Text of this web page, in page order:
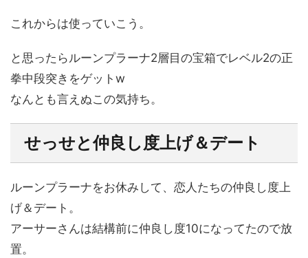
これからは使っていこう。
と思ったらルーンプラーナ2層目の宝箱でレベル2の正
拳中段突きをゲットw
なんとも言えぬこの気持ち。
せっせと仲良し度上げ＆デート
ルーンプラーナをお休みして、恋人たちの仲良し度上
げ＆デート。
アーサーさんは結構前に仲良し度10になってたので放
置。